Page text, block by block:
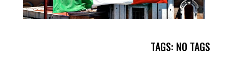
TAGS: NO TAGS